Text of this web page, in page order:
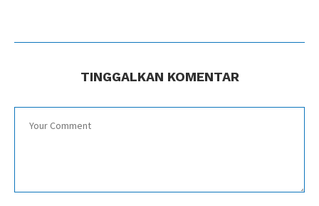
TINGGALKAN KOMENTAR